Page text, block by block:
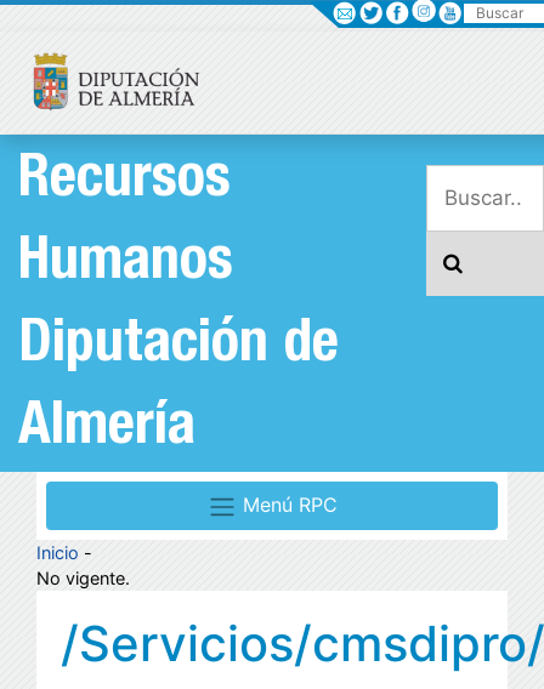
Buscar
Recursos
Humanos
Diputación de
Almería
Menú RPC
Inicio -
No vigente.
/Servicios/